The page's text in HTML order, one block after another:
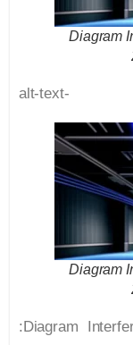
Diagram
alt-text-
Diagram
:Diagram